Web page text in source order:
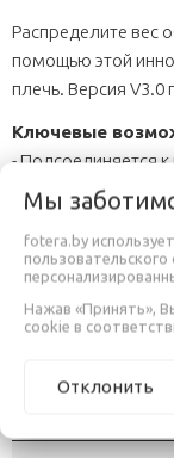
Распределите вес
помощью этой
плечь. Версия V3.0
Ключевые
- Подсоединяется
Steroid Speed Belt
- Мягкая обшивка,
- Два натяжных
- Новое крепление
- Совместимы с
Straps V3.0
Мы
fotera.by
Нажав «Принять»,
cookie в
Отклонить